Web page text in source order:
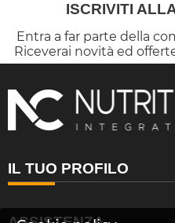
ISCRIVITI
Entra a far parte della
Riceverai novità ed
IL TUO PROFILO